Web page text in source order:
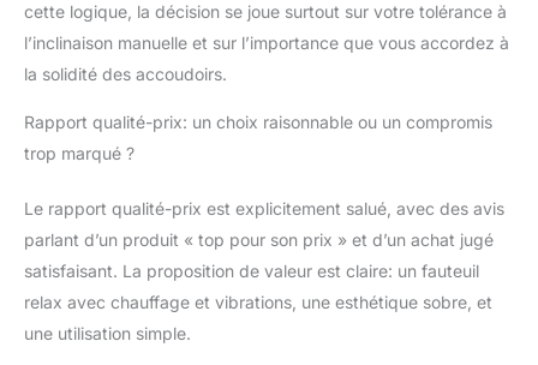
cette logique, la décision se joue surtout sur votre tolérance à
l’inclinaison manuelle et sur l’importance que vous accordez à
la solidité des accoudoirs.
Rapport qualité-prix: un choix raisonnable ou un compromis
trop marqué ?
Le rapport qualité-prix est explicitement salué, avec des avis
parlant d’un produit « top pour son prix » et d’un achat jugé
satisfaisant. La proposition de valeur est claire: un fauteuil
relax avec chauffage et vibrations, une esthétique sobre, et
une utilisation simple.